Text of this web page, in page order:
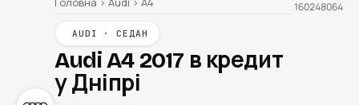
AUDI · СЕДАН
Audi A4 2017 в кредит
у Дніпрі
160248064